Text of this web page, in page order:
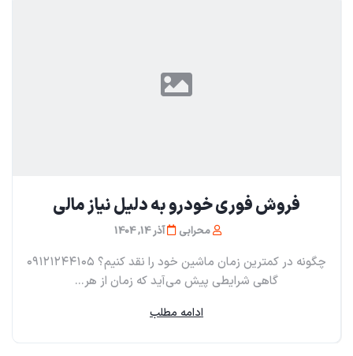
فروش فوری خودرو به دلیل نیاز مالی
محرابی آذر 14, 1404
چگونه در کمترین زمان ماشین خود را نقد کنیم؟ ۰۹۱۲۱۲۴۴۱۰۵
گاهی شرایطی پیش می‌آید که زمان از هر...
ادامه مطلب